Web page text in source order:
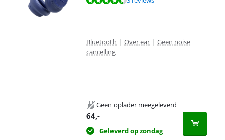
Bluetooth | Over ear | Geen noise
cancelling
Geen oplader meegeleverd
64,-
Geleverd op zondag